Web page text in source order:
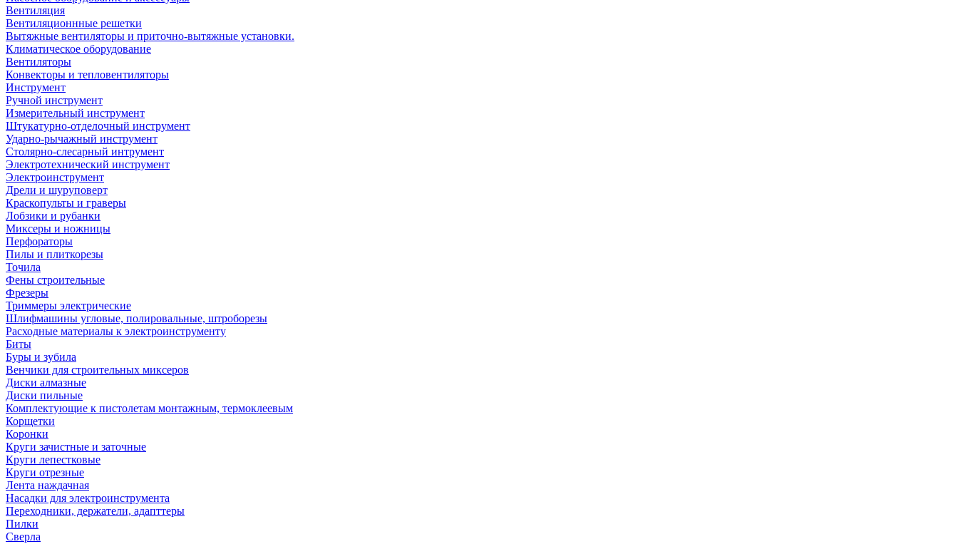
Вентиляция
Вентиляционнные решетки
Вытяжные вентиляторы и приточно-вытяжные установки.
Климатическое оборудование
Вентиляторы
Конвекторы и тепловентиляторы
Инструмент
Ручной инструмент
Измерительный инструмент
Штукатурно-отделочный инструмент
Ударно-рычажный инструмент
Столярно-слесарный интрумент
Электротехнический инструмент
Электроинструмент
Дрели и шуруповерт
Краскопульты и граверы
Лобзики и рубанки
Миксеры и ножницы
Перфораторы
Пилы и плиткорезы
Точила
Фены строительные
Фрезеры
Триммеры электрические
Шлифмашины угловые, полировальные, штроборезы
Расходные материалы к электроинструменту
Биты
Буры и зубила
Венчики для строительных миксеров
Диски алмазные
Диски пильные
Комплектующие к пистолетам монтажным, термоклеевым
Корщетки
Коронки
Круги зачистные и заточные
Круги лепестковые
Круги отрезные
Лента наждачная
Насадки для электроинструмента
Переходники, держатели, адапттеры
Пилки
Сверла